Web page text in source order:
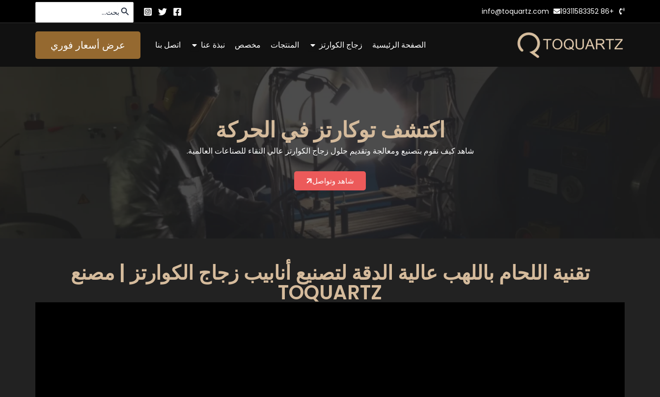
+86 19311583352
info@toquartz.com
البحث
عن:
الصفحة الرئيسية زجاج الكوارتز افتح Quartz Glass المنتجات مخصص نبذة عنا افتح About Us اتصل بنا عرض أسعار فوري
اكتشف توكارتز في الحركة
شاهد كيف نقوم بتصنيع ومعالجة وتقديم حلول زجاج الكوارتز عالي النقاء للصناعات العالمية.
شاهد وتواصل
تقنية اللحام باللهب عالية الدقة لتصنيع أنابيب زجاج الكوارتز | مصنع
TOQUARTZ